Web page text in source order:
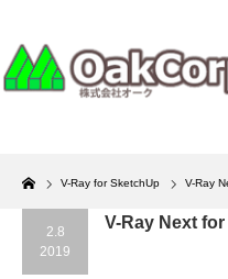
Home
V-Ray for SketchUp V-Ray
2.8
2019
V-Ray Next